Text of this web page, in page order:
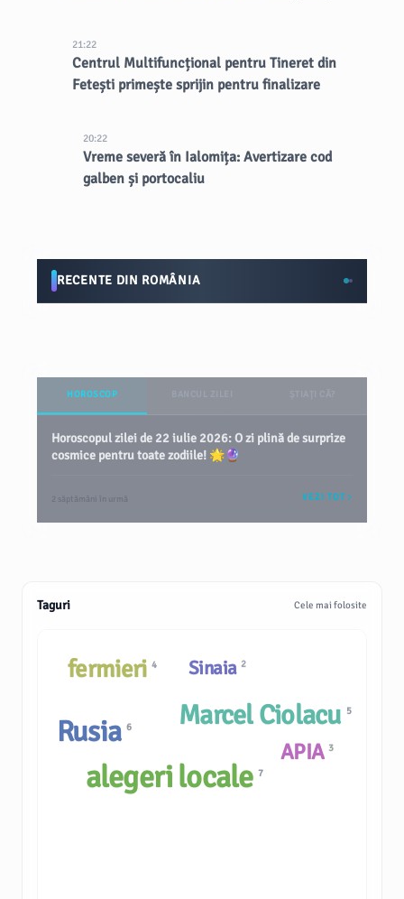
21:22
Centrul Multifuncțional pentru Tineret din
Fetești primește sprijin pentru finalizare
20:22
Vreme severă în Ialomița: Avertizare cod
galben și portocaliu
RECENTE DIN ROMÂNIA
HOROSCOP
Horoscopul zilei de 22 iulie 2026: O zi plină de surprize
cosmice pentru toate zodiile! 🌟🔮
2 săptămâni în urmă VEZI TOT
Taguri Cele mai folosite
Sinaia 2
Marcel Ciolacu 5
fermieri 4
alegeri locale7
Rusia6
APIA 3